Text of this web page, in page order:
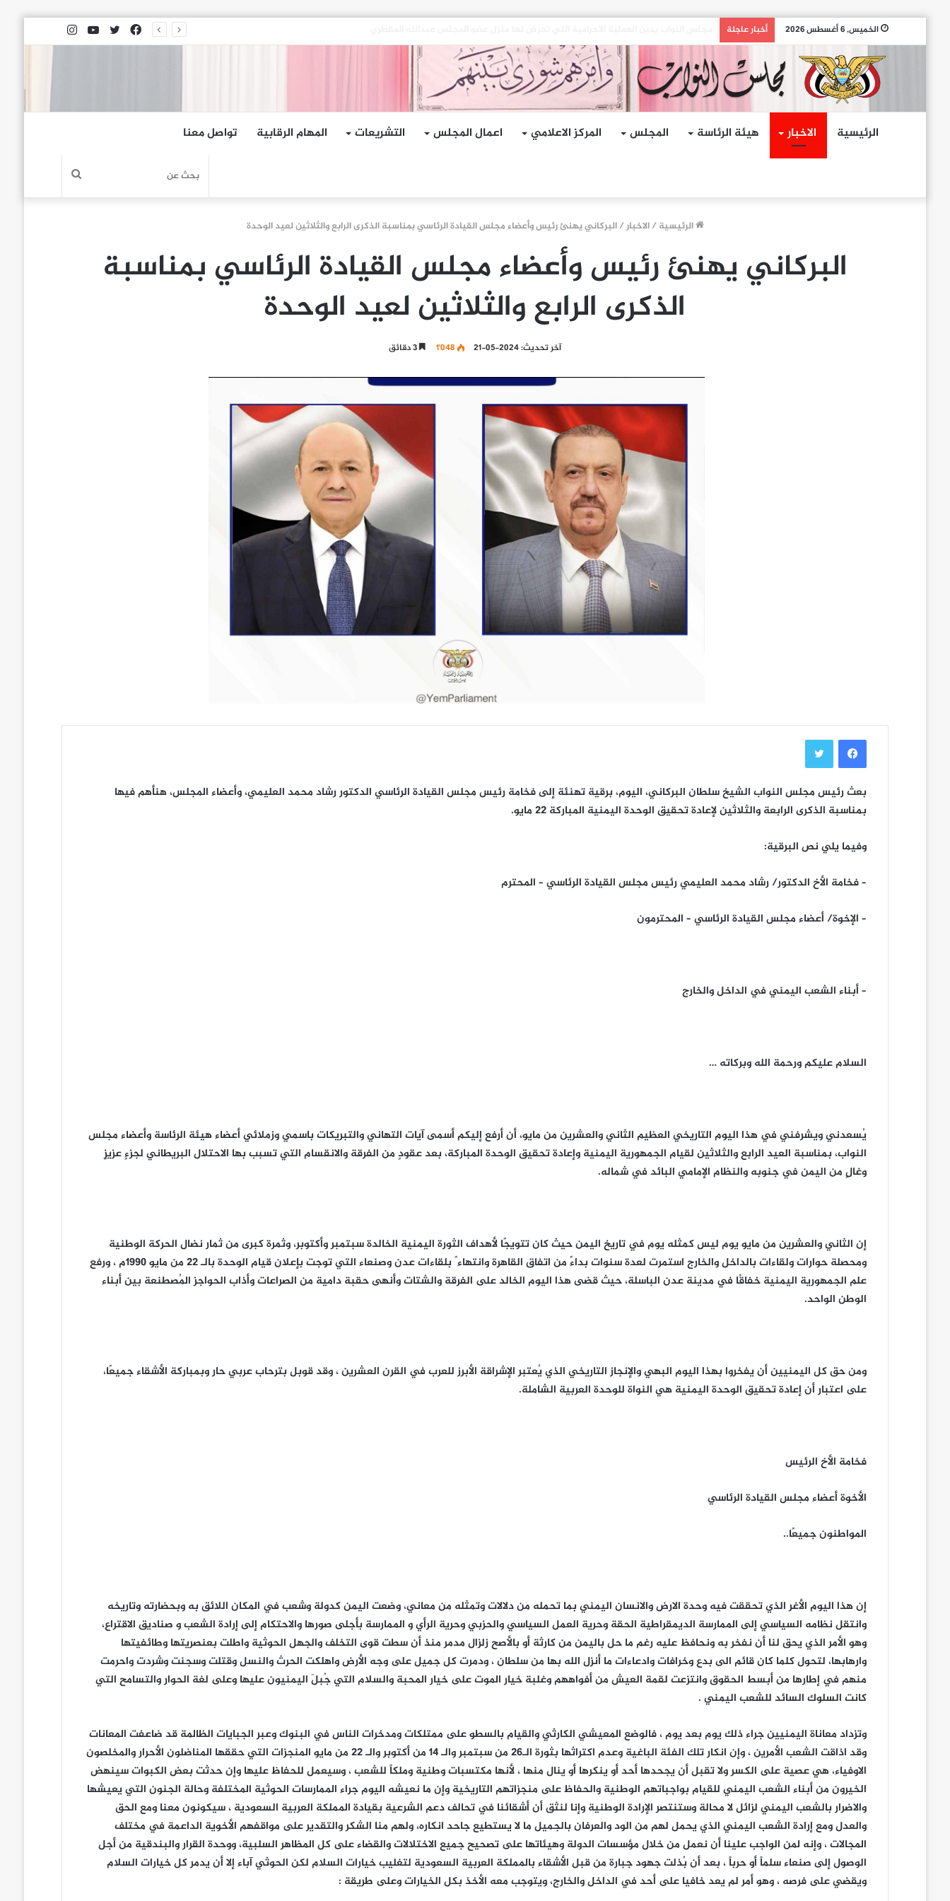
الخميس, 6 أغسطس 2026 أخبار عاجلة انستقراميوتيوبتويتر
فيسبوك
الرئيسية الاخبار هيئة الرئاسة المجلس المركز الاعلامي اعمال المجلس التشريعات المهام الرقابية تواصل معنا
بحث
الرئيسية / الاخبار/ البركاني يهنئ رئيس وأعضاء مجلس القيادة الرئاسي بمناسبة الذكرى الرابع والثلاثين لعيد الوحدة
البركاني يهنئ رئيس وأعضاء مجلس القيادة الرئاسي بمناسبة
الذكرى الرابع والثلاثين لعيد الوحدة
آخر تحديث: 2024-05-21 1٬048 3 دقائق
فيسبوك تويتر
بعث رئيس مجلس النواب الشيخ سلطان البركاني، اليوم، برقية تهنئة إلى فخامة رئيس مجلس القيادة الرئاسي الدكتور رشاد محمد العليمي، وأعضاء المجلس، هنأهم فيها
بمناسبة الذكرى الرابعة والثلاثين لإعادة تحقيق الوحدة اليمنية المباركة 22 مايو.
وفيما يلي نص البرقية:
– فخامة الأخ الدكتور/ رشاد محمد العليمي رئيس مجلس القيادة الرئاسي – المحترم
– الإخوة/ أعضاء مجلس القيادة الرئاسي – المحترمون
– أبناء الشعب اليمني في الداخل والخارج
السلام عليكم ورحمة الله وبركاته …
يُسعدني ويشرفني في هذا اليوم التاريخي العظيم الثاني والعشرين من مايو، أن أرفع إليكم أسمى آيات التهاني والتبريكات باسمي وزملائي أعضاء هيئة الرئاسة وأعضاء مجلس
النواب، بمناسبة العيد الرابع والثلاثين لقيام الجمهورية اليمنية وإعادة تحقيق الوحدة المباركة، بعد عقودٍ من الفرقة والانقسام التي تسبب بها الاحتلال البريطاني لجزءٍ عزيزٍ
وغالٍ من اليمن في جنوبه والنظام الإمامي البائد في شماله.
إن الثاني والعشرين من مايو يوم ليس كمثله يوم في تاريخ اليمن حيث كان تتويجًا لأهداف الثورة اليمنية الخالدة سبتمبر وأكتوبر، وثمرة كبرى من ثمار نضال الحركة الوطنية
ومحصلة حوارات ولقاءات بالداخل والخارج استمرت لعدة سنوات بداءً من اتفاق القاهرة وانتهاء ً بلقاءات عدن وصنعاء التي توجت بإعلان قيام الوحدة بالـ ٢٢ من مايو 1990م ، ورفع
علم الجمهورية اليمنية خفاقًا في مدينة عدن الباسلة، حيث قضى هذا اليوم الخالد على الفرقة والشتات وأنهى حقبة دامية من الصراعات وأذاب الحواجز المُصطنعة بين أبناء
الوطن الواحد.
ومن حق كل اليمنيين أن يفخروا بهذا اليوم البهي والإنجاز التاريخي الذي يُعتبر الإشراقة الأبرز للعرب في القرن العشرين ، وقد قوبل بترحاب عربي حار وبمباركة الأشقاء جميعًا،
على اعتبار أن إعادة تحقيق الوحدة اليمنية هي النواة للوحدة العربية الشاملة.
فخامة الأخ الرئيس
الأخوة أعضاء مجلس القيادة الرئاسي
المواطنون جميعًا..
إن هذا اليوم الأغر الذي تحققت فيه وحدة الارض والانسان اليمني بما تحمله من دلالات وتمثله من معاني، وضعت اليمن كدولة وشعب في المكان اللائق به وبحضارته وتاريخه
وانتقل نظامه السياسي إلى الممارسة الديمقراطية الحقة وحرية العمل السياسي والحزبي وحرية الرأي و الممارسة بأجلى صورها والاحتكام إلى إرادة الشعب و صناديق الاقتراع،
وهو الأمر الذي يحق لنا أن نفخر به ونحافظ عليه رغم ما حل باليمن من كارثة أو بالأصح زلزال مدمر منذ أن سطت قوى التخلف والجهل الحوثية واطلت بعنصريتها وطائفيتها
وارهابها، لتحول كلما كان قائم الى بدع وخرافات وادعاءات ما أنزل الله بها من سلطان ، ودمرت كل جميل على وجه الأرض واهلكت الحرث والنسل وقتلت وسجنت وشردت واحرمت
منهم في إطارها من أبسط الحقوق وانتزعت لقمة العيش من أفواههم وغلبة خيار الموت على خيار المحبة والسلام التي جُبلَ اليمنيون عليها وعلى لغة الحوار والتسامح التي
كانت السلوك السائد للشعب اليمني .
وتزداد معاناة اليمنيين جراء ذلك يوم بعد يوم ، فالوضع المعيشي الكارثي والقيام بالسطو على ممتلكات ومدخرات الناس في البنوك وعبر الجبايات الظالمة قد ضاعفت المعانات
وقد اذاقت الشعب الأمرين ، وإن انكار تلك الفئة الباغية وعدم اكتراثها بثورة الـ26 من سبتمبر والـ 14 من أكتوبر والـ 22 من مايو المنجزات التي حققها المناضلون الأحرار والمخلصون
الاوفياء، هي عصية على الكسر ولا تقبل أن يجحدها أحد أو ينكرها أو ينال منها ، لأنها مكتسبات وطنية وملكاً للشعب ، وسيعمل للحفاظ عليها وإن حدثت بعض الكبوات سينهض
الخيرون من أبناء الشعب اليمني للقيام بواجباتهم الوطنية والحفاظ على منجزاتهم التاريخية وإن ما نعيشه اليوم جراء الممارسات الحوثية المختلفة وحالة الجنون التي يعيشها
والاضرار بالشعب اليمني لزائل لا محالة وستنتصر الإرادة الوطنية وإنا لنثق أن أشقائنا في تحالف دعم الشرعية بقيادة المملكة العربية السعودية ، سيكونون معنا ومع الحق
والعدل ومع إرادة الشعب اليمني الذي يحمل لهم من الود والعرفان بالجميل ما لا يستطيع جاحد انكاره، ولهم منا الشكر والتقدير على مواقفهم الأخوية الداعمة في مختلف
المجالات ، وإنه لمن الواجب علينا أن نعمل من خلال مؤسسات الدولة وهيئاتها على تصحيح جميع الاختلالات والقضاء على كل المظاهر السلبية، ووحدة القرار والبندقية من أجل
الوصول إلى صنعاء سلماً أو حرباً ، بعد أن بُذلت جهود جبارة من قبل الأشقاء بالمملكة العربية السعودية لتغليب خيارات السلام لكن الحوثي آباء إلا أن يدمر كل خيارات السلام
ويقضي على فرصه ، وهو أمر لم يعد خافيا على أحد في الداخل والخارج، ويتوجب معه الأخذ بكل الخيارات وعلى طريقة :